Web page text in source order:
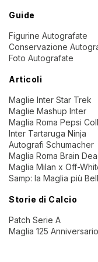
Guide
Figurine Autografate
Conservazione
Foto Autografate
Articoli
Maglie Inter Star Trek
Maglie Mashup Inter
Maglia Roma Pepsi
Inter Tartaruga Ninja
Autografi Schumacher
Maglia Roma Brain
Maglia Milan x Off-
Samp: la Maglia più
Storie di Calcio
Patch Serie A
Maglia 125